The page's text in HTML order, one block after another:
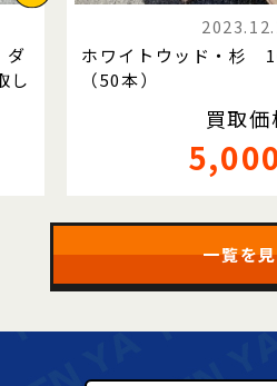
ダ
し
ホワイトウッド・杉
（50本）
買取価
一覧を